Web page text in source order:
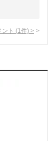
ト (1 件) >